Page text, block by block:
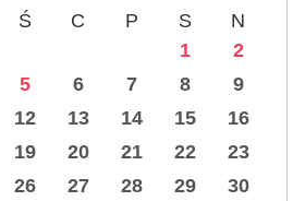
Ś C P S
N
1
2
5 6 7 8
9
12 13 14 15
16
19 20 21 22
23
26 27 28 29
30